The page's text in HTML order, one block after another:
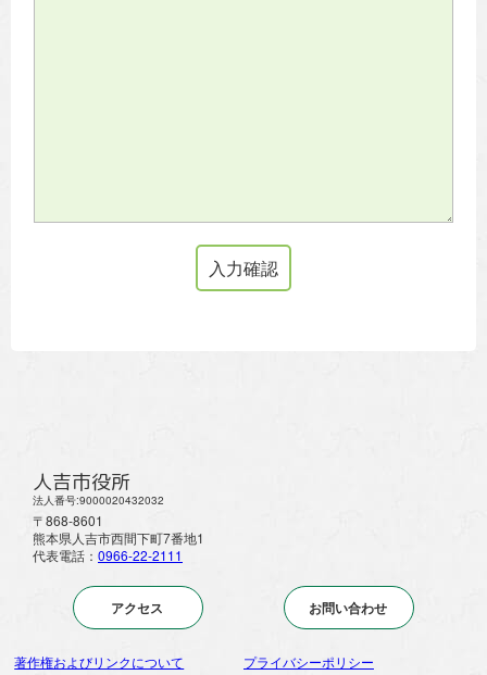
人吉市役所
法人番号:9000020432032
〒868-8601
熊本県人吉市西間下町7番地1
代表電話： 0966-22-2111
アクセス お問い合わせ
著作権およびリンクについて
プライバシーポリシー